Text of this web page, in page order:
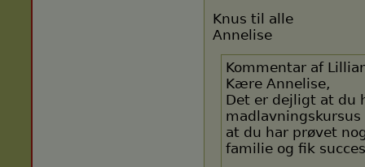
Knus til alle
Annelise
Kommentar af
Kære Annelise,
Det er dejligt at du
at du har prøvet
familie og fik